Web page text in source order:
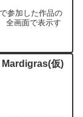
参加した作品の
全画面で表示す
Mardigras(仮)